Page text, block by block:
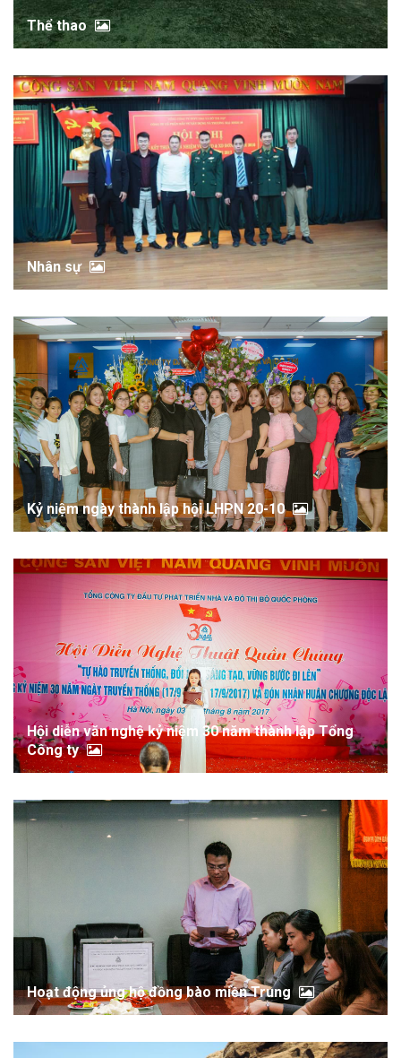
Thể thao
Nhân sự
Kỷ niệm ngày thành lập hội LHPN 20-10
Hội diễn văn nghệ kỷ niệm 30 năm thành lập Tổng
Công ty
Hoạt động ủng hộ đồng bào miền Trung